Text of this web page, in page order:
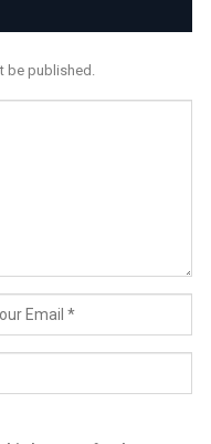
be published.